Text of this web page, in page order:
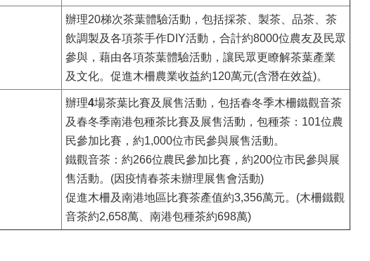
辦理20梯次茶葉體驗活動，包括採茶、製茶、品茶、茶
飲調製及各項茶手作DIY活動，合計約8000位農友及民眾
參與，藉由各項茶葉體驗活動，讓民眾更瞭解茶葉產業
及文化。促進木柵農業收益約120萬元(含潛在效益)。
辦理4場茶葉比賽及展售活動，包括春冬季木柵鐵觀音茶
及春冬季南港包種茶比賽及展售活動，包種茶：101位農
民參加比賽，約1,000位市民參與展售活動。
鐵觀音茶：約266位農民參加比賽，約200位市民參與展
售活動。(因疫情春茶未辦理展售會活動)
促進木柵及南港地區比賽茶產值約3,356萬元。(木柵鐵觀
音茶約2,658萬、南港包種茶約698萬)